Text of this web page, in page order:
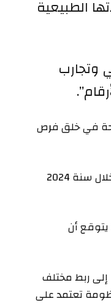
الطبيعية
وتجارب
في خلق فرص
من جهته، أفاد وزير النقل واللوجستيك، عبد الصمد قيوح، بأن مطارات المغرب استقبلت خلال سنة 2024
أن
ربط مختلف
منظومة تعتمد على